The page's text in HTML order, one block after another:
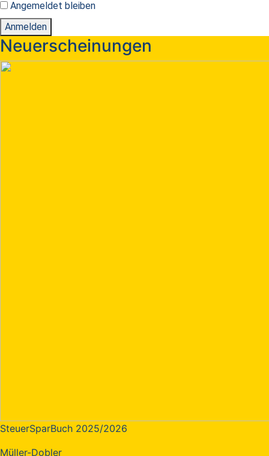
Angemeldet bleiben
Anmelden
Neuerscheinungen
SteuerSparBuch 2025/2026
Müller-Dobler